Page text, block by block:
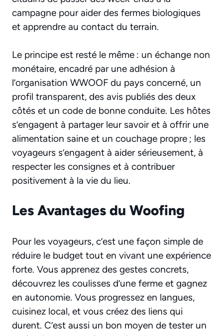
campagne pour aider des fermes biologiques
et apprendre au contact du terrain.
Le principe est resté le même : un échange non
monétaire, encadré par une adhésion à
l’organisation WWOOF du pays concerné, un
profil transparent, des avis publiés des deux
côtés et un code de bonne conduite. Les hôtes
s’engagent à partager leur savoir et à offrir une
alimentation saine et un couchage propre ; les
voyageurs s’engagent à aider sérieusement, à
respecter les consignes et à contribuer
positivement à la vie du lieu.
Les Avantages du Woofing
Pour les voyageurs, c’est une façon simple de
réduire le budget tout en vivant une expérience
forte. Vous apprenez des gestes concrets,
découvrez les coulisses d’une ferme et gagnez
en autonomie. Vous progressez en langues,
cuisinez local, et vous créez des liens qui
durent. C’est aussi un bon moyen de tester un